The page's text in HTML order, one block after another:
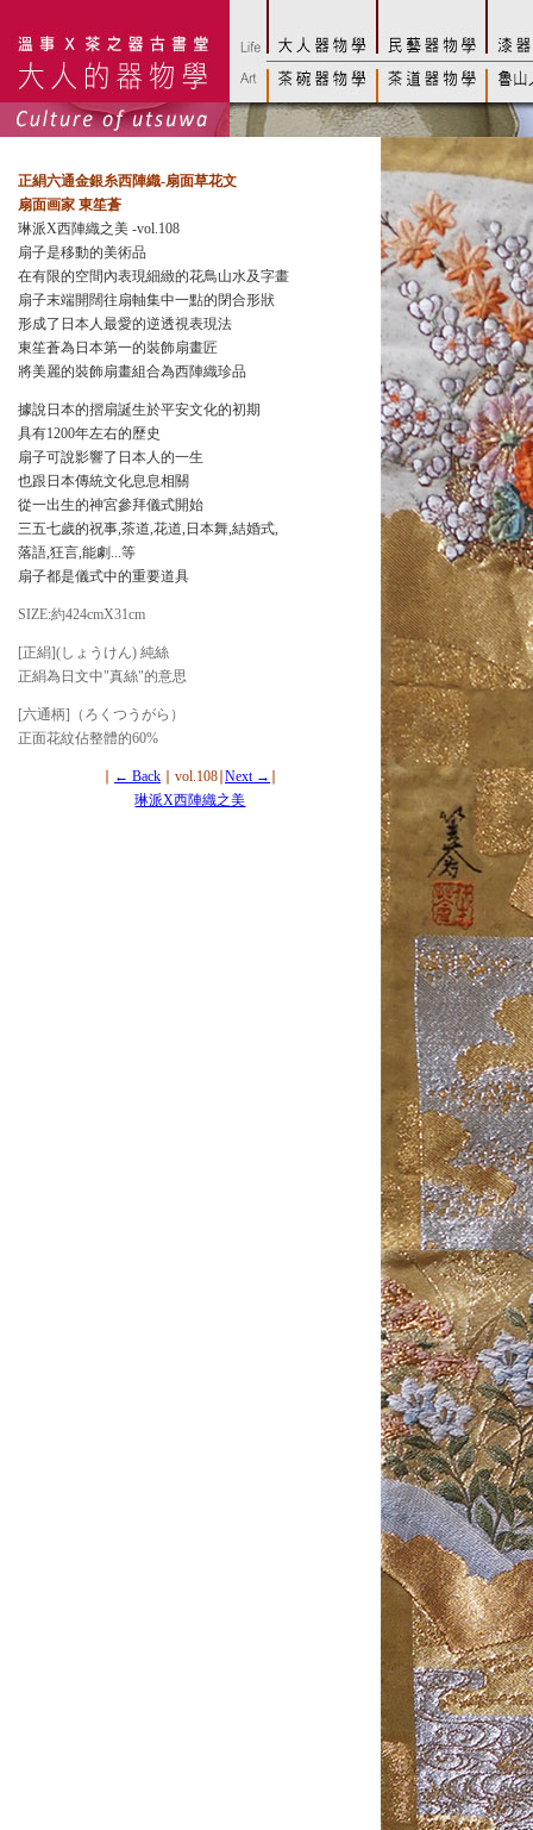
正絹六通金銀糸西陣織-扇面草花文
扇面画家 東笙蒼
琳派X西陣織之美 -vol.108
扇子是移動的美術品
在有限的空間內表現細緻的花鳥山水及字畫
扇子末端開闊往扇軸集中一點的閉合形狀
形成了日本人最愛的逆透視表現法
東笙蒼為日本第一的裝飾扇畫匠
將美麗的裝飾扇畫組合為西陣織珍品
據說日本的摺扇誕生於平安文化的初期
具有1200年左右的歷史
扇子可說影響了日本人的一生
也跟日本傳統文化息息相關
從一出生的神宮參拜儀式開始
三五七歲的祝事,茶道,花道,日本舞,結婚式,
落語,狂言,能劇...等
扇子都是儀式中的重要道具
SIZE:約424cmX31cm
[正絹](しょうけん) 純絲
正絹為日文中"真絲"的意思
[六通柄]（ろくつうがら）
正面花紋佔整體的60%
← Back ∣ vol.108∣ Next →
琳派X西陣織之美